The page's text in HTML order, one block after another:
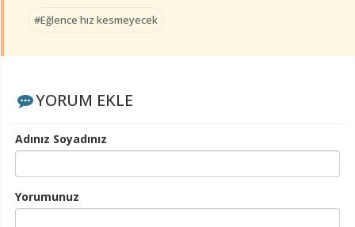
#Eğlence hız kesmeyecek
YORUM EKLE
Adınız Soyadınız
Yorumunuz